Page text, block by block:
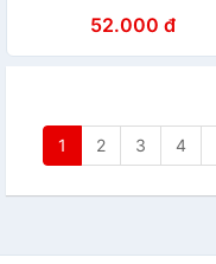
Màu Vẽ Tranh Mỹ Thuật
52.000 đ
1 2 3 4